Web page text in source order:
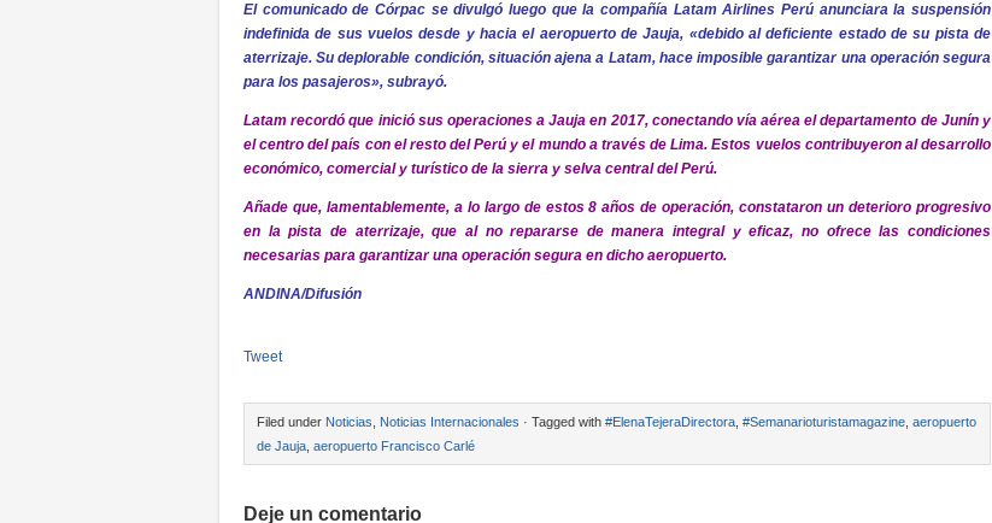
El comunicado de Córpac se divulgó luego que la compañía Latam Airlines Perú anunciara la suspensión
indefinida de sus vuelos desde y hacia el aeropuerto de Jauja, «debido al deficiente estado de su pista de
aterrizaje. Su deplorable condición, situación ajena a Latam, hace imposible garantizar una operación segura
para los pasajeros», subrayó.
Latam recordó que inició sus operaciones a Jauja en 2017, conectando vía aérea el departamento de Junín y
el centro del país con el resto del Perú y el mundo a través de Lima. Estos vuelos contribuyeron al desarrollo
económico, comercial y turístico de la sierra y selva central del Perú.
Añade que, lamentablemente, a lo largo de estos 8 años de operación, constataron un deterioro progresivo
en la pista de aterrizaje, que al no repararse de manera integral y eficaz, no ofrece las condiciones
necesarias para garantizar una operación segura en dicho aeropuerto.
ANDINA/Difusión
Tweet
Filed under Noticias Noticias Internacionales · Tagged with #ElenaTejeraDirectora #Semanarioturistamagazine aeropuerto
de Jauja aeropuerto Francisco Carlé
Deje un comentario